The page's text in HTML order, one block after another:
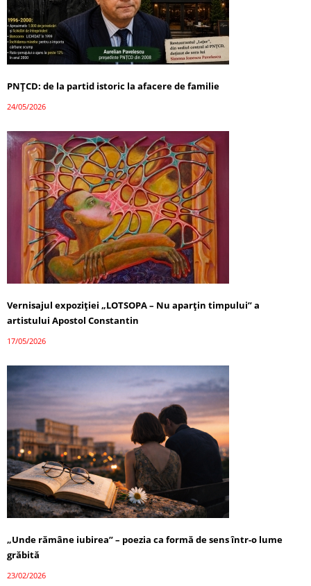
PNȚCD: de la partid istoric la afacere de familie
24/05/2026
Vernisajul expoziției „LOTSOPA – Nu aparțin timpului” a
artistului Apostol Constantin
17/05/2026
„Unde rămâne iubirea” – poezia ca formă de sens într-o lume
grăbită
23/02/2026